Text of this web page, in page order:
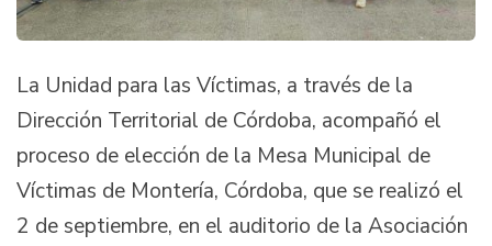
La Unidad para las Víctimas, a través de la
Dirección Territorial de Córdoba, acompañó el
proceso de elección de la Mesa Municipal de
Víctimas de Montería, Córdoba, que se realizó el
2 de septiembre, en el auditorio de la Asociación